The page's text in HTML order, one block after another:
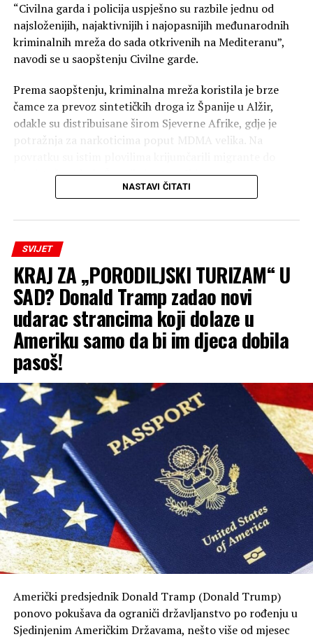
“Civilna garda i policija uspješno su razbile jednu od
najsloženijih, najaktivnijih i najopasnijih međunarodnih
kriminalnih mreža do sada otkrivenih na Mediteranu”,
navodi se u saopštenju Civilne garde.
Prema saopštenju, kriminalna mreža koristila je brze
čamce za prevoz sintetičkih droga iz Španije u Alžir,
odakle su distribuisane širom Sjeverne Afrike, gdje je
potražnja za narkoticima poput MDMA velika. Na
jugoistočne obale Španije i ostrva Ibica.
arsenal naoružanja kako bi zaštitila svoja plovila, izvela
najmanje 64 operacije krijumčarenja i ostvarila profit od
preko 24 miliona evra.
Operacija je sprovedena u trenutku kada su migracije i
trgovina ljudima ponovo došli u žižu javnosti u Španiji i
širom Evrope, nakon što je tokom masovnog upada
migranata u špansku enklavu Seutu prošle sedmice u
grad ušlo 72.000 ljudi.
NASTAVI ČITATI
SVIJET
KRAJ ZA „PORODILJSKI TURIZAM“ U
SAD? Donald Tramp zadao novi
udarac strancima koji dolaze u
Ameriku samo da bi im djeca dobila
pasoš!
Američki predsjednik Donald Tramp (Donald Trump)
ponovo pokušava da ograniči državljanstvo po rođenju u
Sjedinjenim Američkim Državama, nešto više od mjesec